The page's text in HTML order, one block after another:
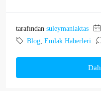
tarafından suleymaniaktas
Blog Emlak Haberleri